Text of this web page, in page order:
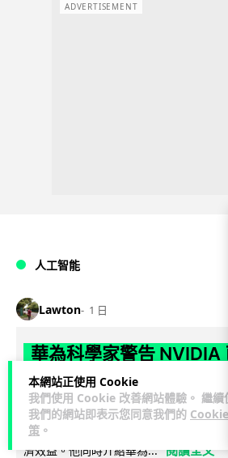
本網站正使用 Cookie
我們使用 Cookie 改善網站體驗。 繼續
我們的網站即表示您同意我們的
策 。
ADVERTISEMENT
人工智能
Lawton 1 日
華為科學家警告 NVIDIA
華為「韜定律」可繞過
華為半導體首席科學家廖恒罕見接受近 5
NVIDIA 等西方晶片巨頭正逼近物理極限
濟效益。他同時介紹華為... 閱讀全文